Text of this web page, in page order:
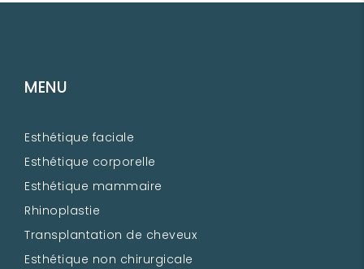
MENU
Esthétique faciale
Esthétique corporelle
Esthétique mammaire
Rhinoplastie
Transplantation de cheveux
Esthétique non chirurgicale